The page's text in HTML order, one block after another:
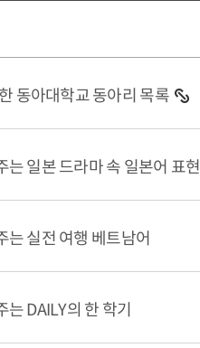
동아대학교 동아리 목록
는 일본 드라마 속 일본어 표현
는 실전 여행 베트남어
는 DAILY의 한 학기